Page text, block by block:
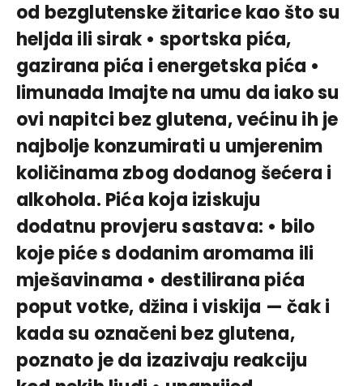
od bezglutenske žitarice kao što su
heljda ili sirak • sportska pića,
gazirana pića i energetska pića •
limunada Imajte na umu da iako su
ovi napitci bez glutena, većinu ih je
najbolje konzumirati u umjerenim
količinama zbog dodanog šećera i
alkohola. Pića koja iziskuju
dodatnu provjeru sastava: • bilo
koje piće s dodanim aromama ili
mješavinama • destilirana pića
poput votke, džina i viskija — čak i
kada su označeni bez glutena,
poznato je da izazivaju reakciju